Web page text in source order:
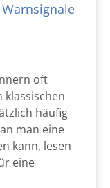
oft
klassischen
häufig
man eine
kann, lesen
eine